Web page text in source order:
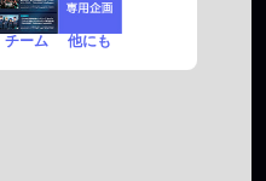
チーム 他にも